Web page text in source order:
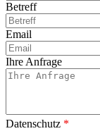
Betreff
Email
Ihre Anfrage
Datenschutz *